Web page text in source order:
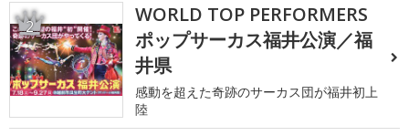
2
WORLD TOP PERFORMERS
ポップサーカス福井公演／福
井県
感動を超えた奇跡のサーカス団が福井初上
陸